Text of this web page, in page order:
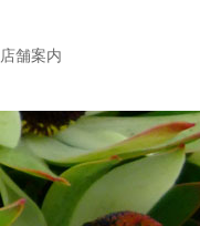
店舗案内